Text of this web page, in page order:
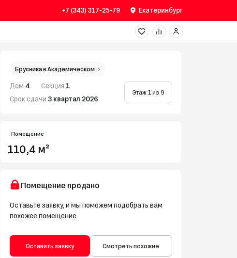
+7 (343) 317-25-79 Екатеринбург
Брусника в Академическом
Дом 4 Секция 1
Срок сдачи 3 квартал 2026
Этаж 1 из 9
Помещение
110,4 м²
Помещение продано
Оставьте заявку, и мы поможем подобрать вам
похожее помещение
Оставить заявку Смотреть похожие